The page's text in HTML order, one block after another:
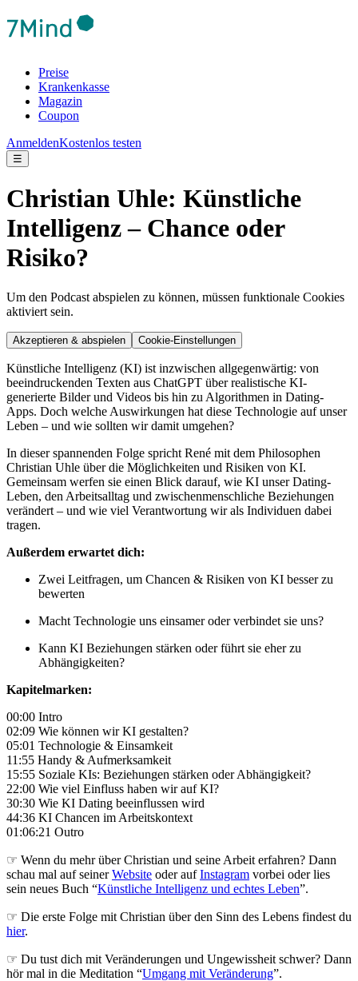
Preise
Krankenkasse
Magazin
Coupon
AnmeldenKostenlos testen
☰
Christian Uhle: Künstliche
Intelligenz – Chance oder
Risiko?
Um den Podcast abspielen zu können, müssen funktionale Cookies
aktiviert sein.
Akzeptieren & abspielen Cookie-Einstellungen
Künstliche Intelligenz (KI) ist inzwischen allgegenwärtig: von
beeindruckenden Texten aus ChatGPT über realistische KI-
generierte Bilder und Videos bis hin zu Algorithmen in Dating-
Apps. Doch welche Auswirkungen hat diese Technologie auf unser
Leben – und wie sollten wir damit umgehen?
In dieser spannenden Folge spricht René mit dem Philosophen
Christian Uhle über die Möglichkeiten und Risiken von KI.
Gemeinsam werfen sie einen Blick darauf, wie KI unser Dating-
Leben, den Arbeitsalltag und zwischenmenschliche Beziehungen
verändert – und wie viel Verantwortung wir als Individuen dabei
tragen.
Außerdem erwartet dich:
Zwei Leitfragen, um Chancen & Risiken von KI besser zu
bewerten
Macht Technologie uns einsamer oder verbindet sie uns?
Kann KI Beziehungen stärken oder führt sie eher zu
Abhängigkeiten?
Kapitelmarken:
00:00 Intro
02:09 Wie können wir KI gestalten?
05:01 Technologie & Einsamkeit
11:55 Handy & Aufmerksamkeit
15:55 Soziale KIs: Beziehungen stärken oder Abhängigkeit?
22:00 Wie viel Einfluss haben wir auf KI?
30:30 Wie KI Dating beeinflussen wird
44:36 KI Chancen im Arbeitskontext
01:06:21 Outro
☞ Wenn du mehr über Christian und seine Arbeit erfahren? Dann
schau mal auf seinerWebsite oder aufInstagram vorbei oder lies
sein neues Buch “Künstliche Intelligenz und echtes Leben”.
☞ Die erste Folge mit Christian über den Sinn des Lebens findest du
hier.
☞ Du tust dich mit Veränderungen und Ungewissheit schwer? Dann
hör mal in die Meditation “Umgang mit Veränderung”.